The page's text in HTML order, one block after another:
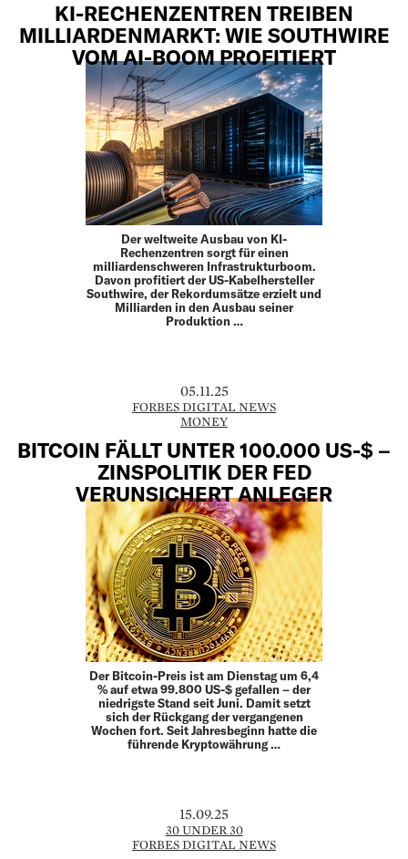
KI-RECHENZENTREN TREIBEN
MILLIARDENMARKT: WIE SOUTHWIRE
VOM AI-BOOM PROFITIERT
Der weltweite Ausbau von KI-
Rechenzentren sorgt für einen
milliardenschweren Infrastrukturboom.
Davon profitiert der US-Kabelhersteller
Southwire, der Rekordumsätze erzielt und
Milliarden in den Ausbau seiner
Produktion …
05.11.25
FORBES DIGITAL NEWS
MONEY
BITCOIN FÄLLT UNTER 100.000 US-$ –
ZINSPOLITIK DER FED
VERUNSICHERT ANLEGER
Der Bitcoin-Preis ist am Dienstag um 6,4
% auf etwa 99.800 US-$ gefallen – der
niedrigste Stand seit Juni. Damit setzt
sich der Rückgang der vergangenen
Wochen fort. Seit Jahresbeginn hatte die
führende Kryptowährung …
15.09.25
30 UNDER 30
FORBES DIGITAL NEWS